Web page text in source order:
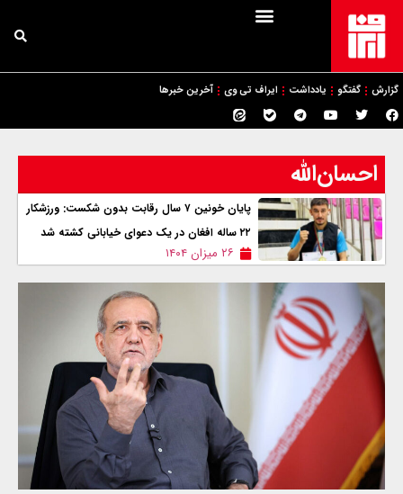
گزارش گفتگو یادداشت ایراف تی وی آخرین خبرها
احسان‌الله
پایان خونین ۷ سال رقابت بدون شکست: ورزشکار
۲۲ ساله افغان در یک دعوای خيابانی کشته شد
۲۶ میزان ۱۴۰۴